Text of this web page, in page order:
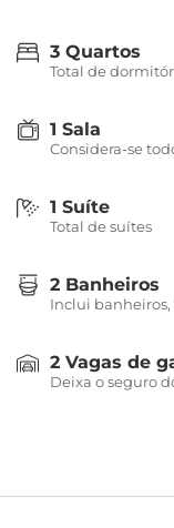
3 Quartos
Total de
1 Sala
Considera-se
1 Suíte
Total de suítes
2 Banheiros
Inclui banheiros,
2 Vagas de
Deixa o seguro